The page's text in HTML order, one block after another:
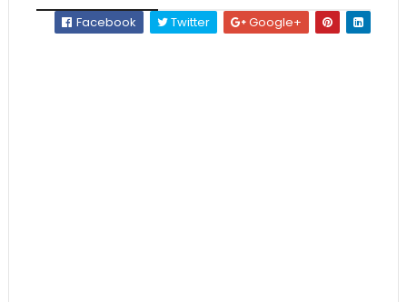
Facebook
Twitter Google+